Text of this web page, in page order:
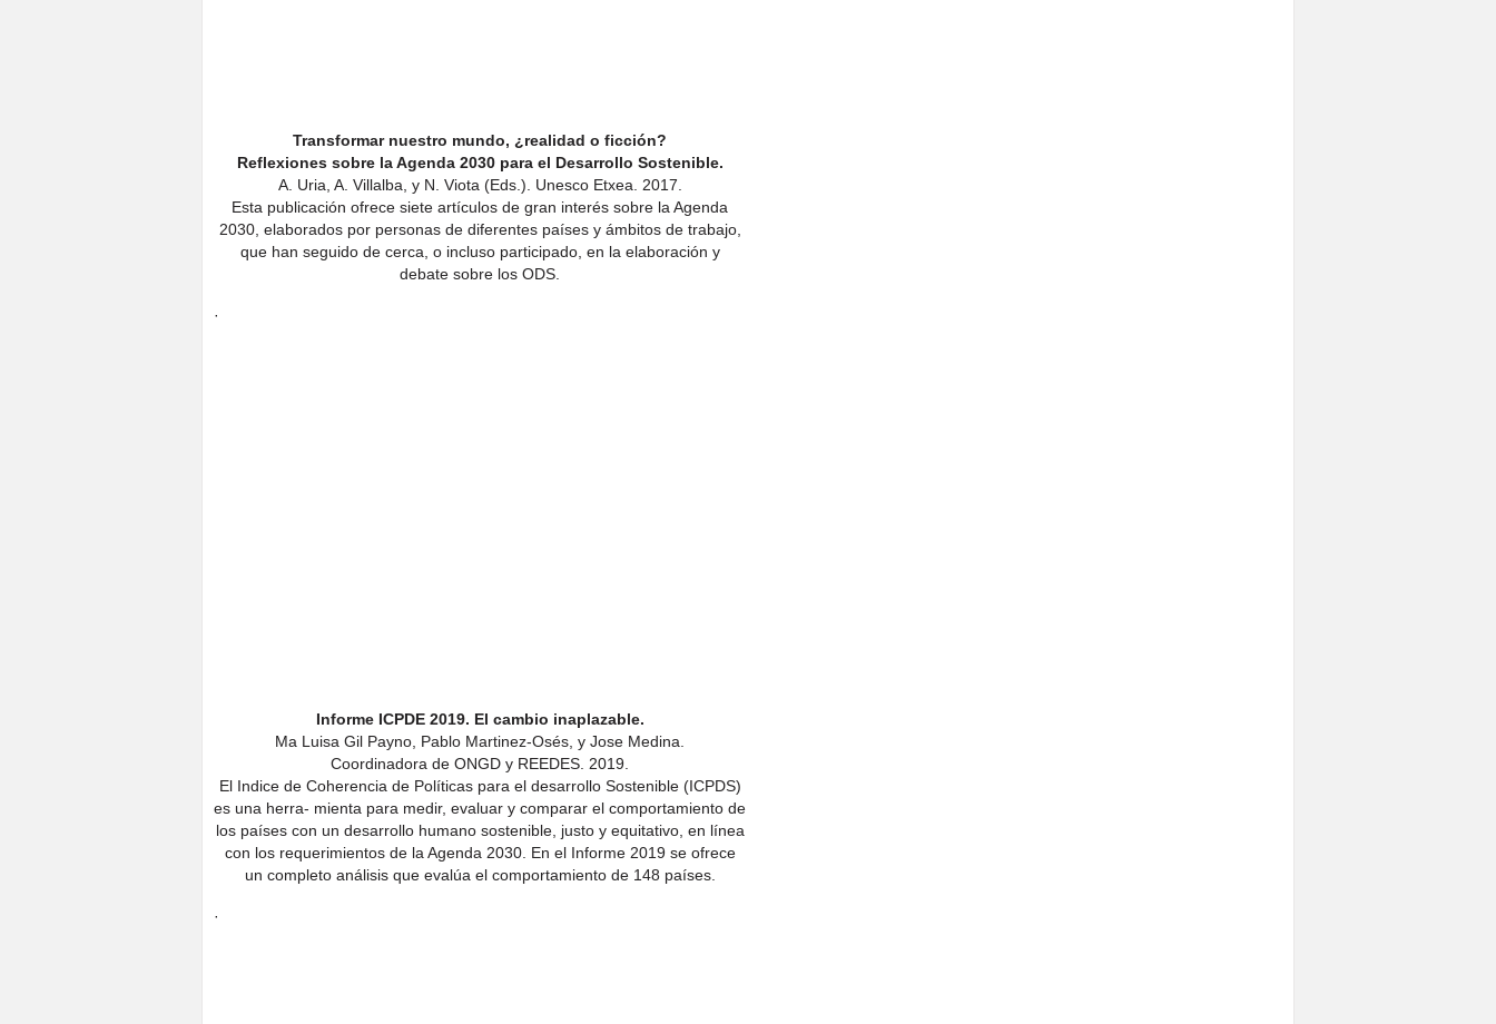
Transformar nuestro mundo, ¿realidad o ficción?
Reflexiones sobre la Agenda 2030 para el Desarrollo Sostenible.
A. Uria, A. Villalba, y N. Viota (Eds.). Unesco Etxea. 2017.
Esta publicación ofrece siete artículos de gran interés sobre la Agenda
2030, elaborados por personas de diferentes países y ámbitos de trabajo,
que han seguido de cerca, o incluso participado, en la elaboración y
debate sobre los ODS.
·
Informe ICPDE 2019. El cambio inaplazable.
Ma Luisa Gil Payno, Pablo Martinez-Osés, y Jose Medina.
Coordinadora de ONGD y REEDES. 2019.
El Indice de Coherencia de Políticas para el desarrollo Sostenible (ICPDS)
es una herra- mienta para medir, evaluar y comparar el comportamiento de
los países con un desarrollo humano sostenible, justo y equitativo, en línea
con los requerimientos de la Agenda 2030. En el Informe 2019 se ofrece
un completo análisis que evalúa el comportamiento de 148 países.
·